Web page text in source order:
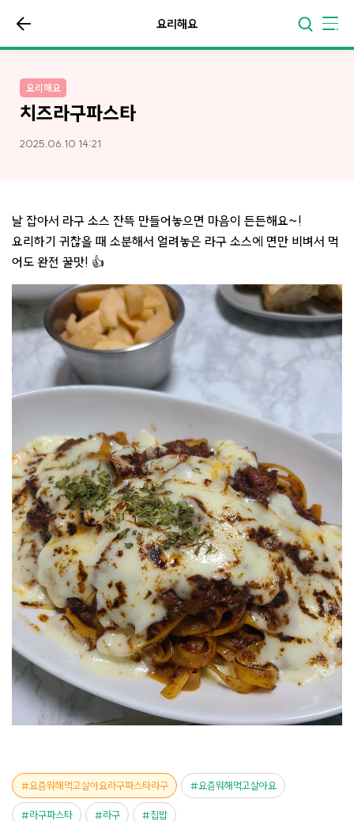
요리해요
요리해요
치즈라구파스타
2025.06.10 14:21
날 잡아서 라구 소스 잔뜩 만들어놓으면 마음이 든든해요~!
요리하기 귀찮을 때 소분해서 얼려놓은 라구 소스에 면만 비벼서 먹
어도 완전 꿀맛! 👍
요즘뭐해먹고살아요라구파스타라구 요즘뭐해먹고살아요
라구파스타 라구 집밥